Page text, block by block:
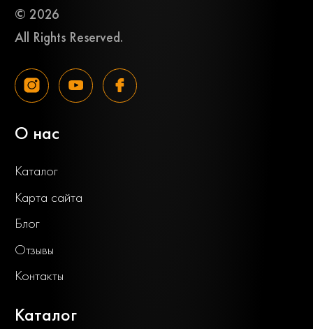
© 2026
All Rights Reserved.
О нас
Каталог
Карта сайта
Блог
Отзывы
Контакты
Каталог